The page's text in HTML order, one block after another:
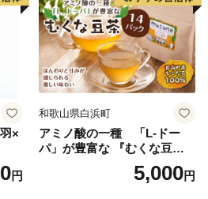
円
和歌山県白浜町
アミノ酸の一種 「L-ドー
パ」が豊富な 『むくな豆
5,000円